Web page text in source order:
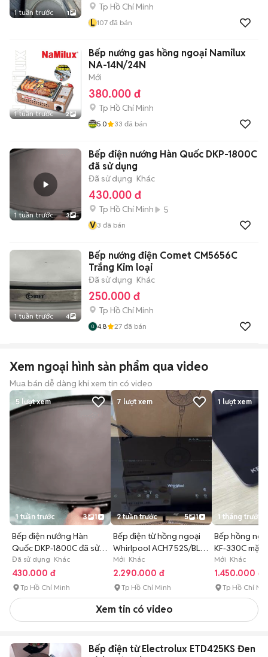
1 tuần trước 1
Tp Hồ Chí Minh
L 107 đã bán
1 tuần trước 2
Bếp nướng gas hồng ngoại Namilux
NA-14N/24N
Mới
380.000 đ
Tp Hồ Chí Minh
5.0 33 đã bán
1 tuần trước 3
Bếp điện nướng Hàn Quốc DKP-1800C
đã sử dụng
Đã sử dụng Khác
430.000 đ
Tp Hồ Chí Minh
5
V3 đã bán
1 tuần trước 4
Bếp nướng điện Comet CM5656C
Trắng Kim loại
Đã sử dụng Khác
250.000 đ
Tp Hồ Chí Minh
4.8 27 đã bán
Xem ngoại hình sản phẩm qua video
Mua bán dễ dàng khi xem tin có video
5 lượt xem
1 tuần trước 3 1
Bếp điện nướng Hàn
Quốc DKP-1800C đã sử
dụng
Đã sử dụng Khác
430.000 đ
Tp Hồ Chí Minh
7 lượt xem
2 tuần trước 5 1
Bếp điện từ hồng ngoại
Whirlpool ACH752S/BLV
Đen
Mới Khác
2.290.000 đ
Tp Hồ Chí Minh
1 lượt xem
1 tháng trước
Bếp hồng
KF-330C mặt
Mới Khác
1.450.000 đ
Tp Hồ Chí
Xem tin có video
Bếp điện từ Electrolux ETD425KS Đen